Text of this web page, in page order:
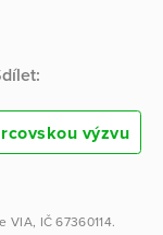
výzvu
VIA, IČ 67360114.